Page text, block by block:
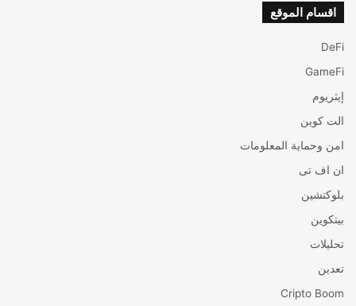
اقسام الموقع
DeFi
GameFi
إيثريوم
الت كوين
امن وحماية المعلومات
ان اف تی
بلوكتشين
بيتكوين
تحليلات
تعدين
Cripto Boom